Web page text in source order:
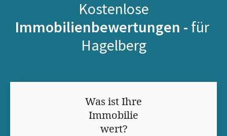
Kostenlose
Immobilienbewertungen - für
Hagelberg
Was ist Ihre
Immobilie
wert?